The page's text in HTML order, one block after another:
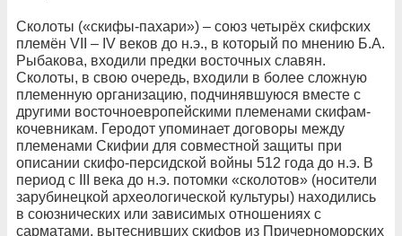
Сколоты («скифы-пахари») – союз четырёх скифских
племён VII – IV веков до н.э., в который по мнению Б.А.
Рыбакова, входили предки восточных славян.
Сколоты, в свою очередь, входили в более сложную
племенную организацию, подчинявшуюся вместе с
другими восточноевропейскими племенами скифам-
кочевникам. Геродот упоминает договоры между
племенами Скифии для совместной защиты при
описании скифо-персидской войны 512 года до н.э. В
период с III века до н.э. потомки «сколотов» (носители
зарубинецкой археологической культуры) находились
в союзнических или зависимых отношениях с
сарматами, вытеснивших скифов из Причерноморских